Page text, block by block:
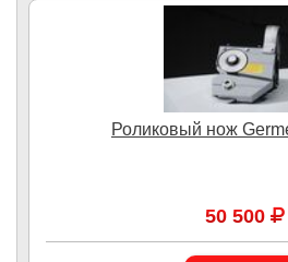
Роликовый нож
50 500